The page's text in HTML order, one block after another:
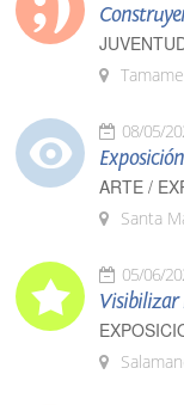
08/05/
ARTE /
Santa
05/06/
Visibilizar